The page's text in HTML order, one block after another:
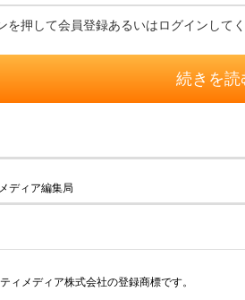
押して会員登録あるいはログインしてく
続きを読
ディア編集局
ィメディア株式会社の登録商標です。